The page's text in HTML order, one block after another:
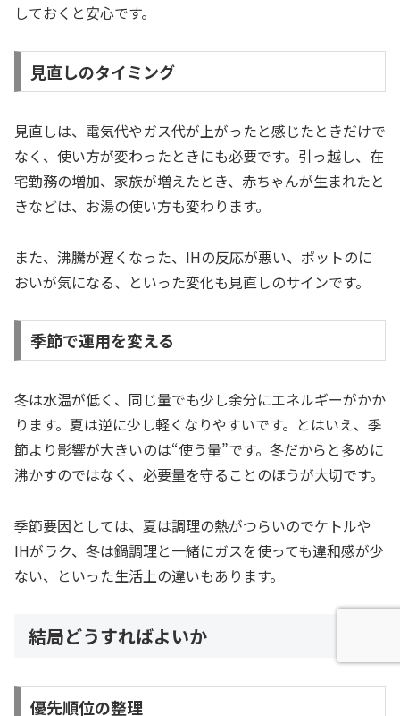
しておくと安心です。
見直しのタイミング
見直しは、電気代やガス代が上がったと感じたときだけで
なく、使い方が変わったときにも必要です。引っ越し、在
宅勤務の増加、家族が増えたとき、赤ちゃんが生まれたと
きなどは、お湯の使い方も変わります。
また、沸騰が遅くなった、IHの反応が悪い、ポットのに
おいが気になる、といった変化も見直しのサインです。
季節で運用を変える
冬は水温が低く、同じ量でも少し余分にエネルギーがかか
ります。夏は逆に少し軽くなりやすいです。とはいえ、季
節より影響が大きいのは“使う量”です。冬だからと多めに
沸かすのではなく、必要量を守ることのほうが大切です。
季節要因としては、夏は調理の熱がつらいのでケトルや
IHがラク、冬は鍋調理と一緒にガスを使っても違和感が少
ない、といった生活上の違いもあります。
結局どうすればよいか
優先順位の整理